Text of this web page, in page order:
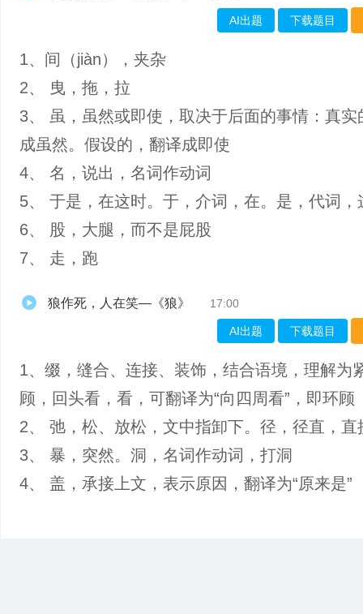
AI出题 下载题目
1、间（jiàn），夹杂
2、 曳，拖，拉
3、 虽，虽然或即使，取决于后面的事情：真实
成虽然。假设的，翻译成即使
4、 名，说出，名词作动词
5、 于是，在这时。于，介词，在。是，代词，
6、 股，大腿，而不是屁股
7、 走，跑
狼作死，人在笑—《狼》 17:00
AI出题 下载题目
1、缀，缝合、连接、装饰，结合语境，理解为
顾，回头看，看，可翻译为“向四周看”，即环顾
2、 弛，松、放松，文中指卸下。径，径直，直
3、 暴，突然。洞，名词作动词，打洞
4、 盖，承接上文，表示原因，翻译为“原来是”